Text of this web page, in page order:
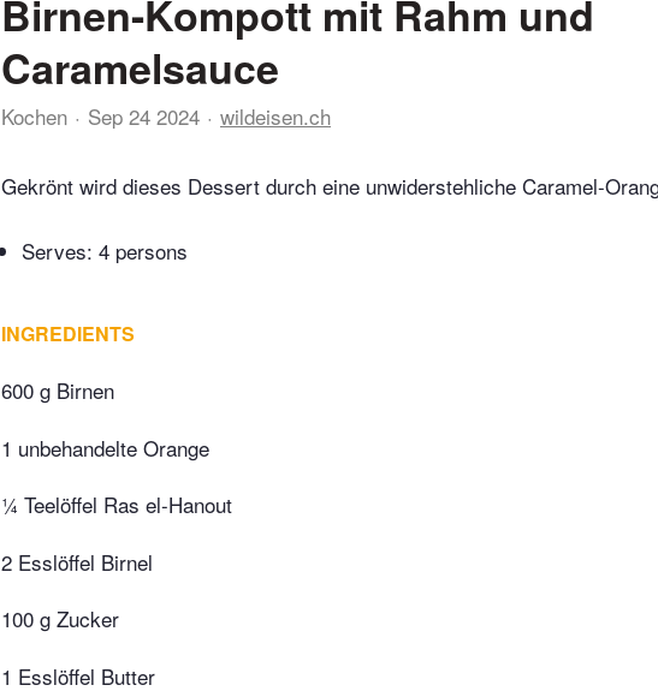
Birnen-Kompott mit Rahm und
Caramelsauce
Kochen Sep 24 2024 wildeisen.ch
Gekrönt wird dieses Dessert durch eine unwiderstehliche Caramel-
Serves: 4 persons
INGREDIENTS
600 g Birnen
1 unbehandelte Orange
¼ Teelöffel Ras el-Hanout
2 Esslöffel Birnel
100 g Zucker
1 Esslöffel Butter